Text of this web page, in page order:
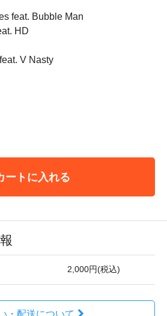
feat. Bubble Man
HD
V Nasty
ートに入れる
2,000円(税込)